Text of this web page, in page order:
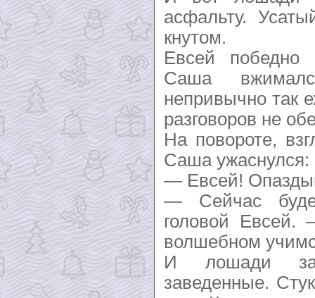
асфальту.
кнутом.
Евсей
Саша
непривычно так
разговоров не
На повороте,
Саша ужаснулся:
— Евсей!
— Сейчас
головой
волшебном
И лошади
заведенные.